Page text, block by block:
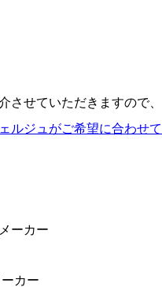
させていただきますので、
ルジュがご希望に合わせて
ーカー
カー